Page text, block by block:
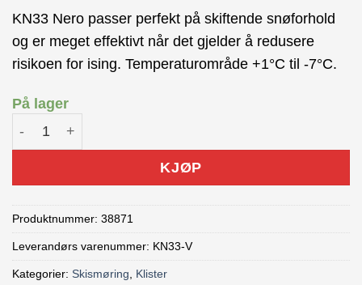
KN33 Nero passer perfekt på skiftende snøforhold
og er meget effektivt når det gjelder å redusere
risikoen for ising. Temperaturområde +1°C til -7°C.
På lager
Swix KN33 Nero Universal Klister antall
KJØP
Produktnummer: 38871
Leverandørs varenummer: KN33-V
Kategorier: Skismøring Klister